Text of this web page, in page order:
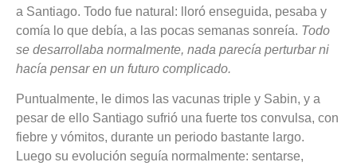
a Santiago. Todo fue natural: lloró enseguida, pesaba y
comía lo que debía, a las pocas semanas sonreía. Todo
se desarrollaba normalmente, nada parecía perturbar ni
hacía pensar en un futuro complicado.
Puntualmente, le dimos las vacunas triple y Sabin, y a
pesar de ello Santiago sufrió una fuerte tos convulsa, con
fiebre y vómitos, durante un periodo bastante largo.
Luego su evolución seguía normalmente: sentarse,